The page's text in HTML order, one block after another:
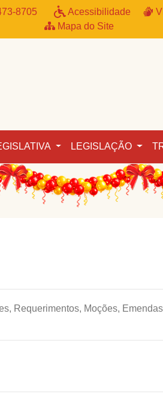
8705 Acessibilidade
Mapa do Site
LEGISLAÇÃO
Requerimentos, Moções,